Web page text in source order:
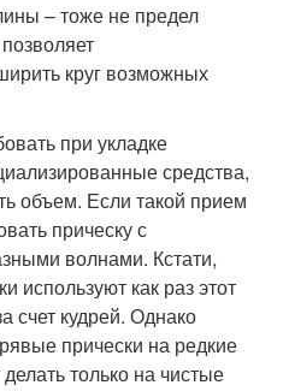
– тоже не предел
круг возможных
при укладке
средства,
объем. Если такой прием
прическу с
волнами. Кстати,
используют как раз этот
счет кудрей. Однако
прически на редкие
только на чистые